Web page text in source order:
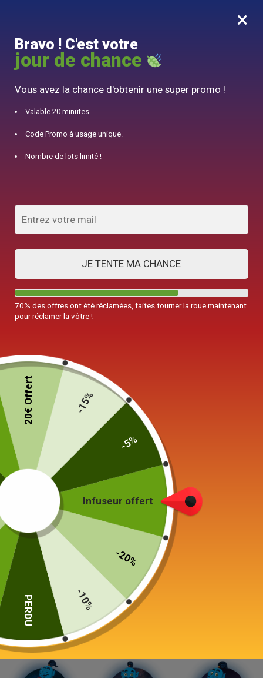
0
10% offert pour 50€ d’achats avec le code DJINN10
Théière en Cuivre
99,00 €
Color
Ajouter au panier
×
Bravo ! C'est votre
jour de chance
Vous avez la chance d'obtenir une super promo !
Valable 20 minutes.
Code Promo à usage unique.
Nombre de lots limité !
JE TENTE MA CHANCE
70% des offres ont été réclamées, faites tourner la roue maintenant
pour réclamer la vôtre !
Infuseur offert
-20%
-10%
PERDU
20€ Offert -15%
-5%